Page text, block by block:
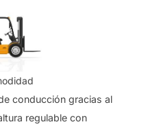
conducción gracias al
regulable con